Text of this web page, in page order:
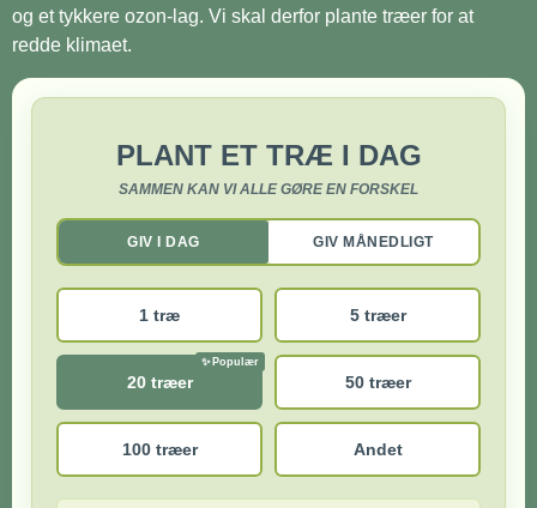
og et tykkere ozon-lag. Vi skal derfor plante træer for at
redde klimaet.
PLANT ET TRÆ I DAG
SAMMEN KAN VI ALLE GØRE EN FORSKEL
GIV I DAG GIV MÅNEDLIGT
1 træ 5 træer
20 træer 50 træer
100 træer Andet